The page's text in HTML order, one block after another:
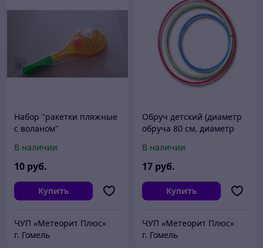
Набор "ракетки пляжные
с воланом"
В наличии
10 руб.
Купить
ЧУП «Метеорит Плюс»
г. Гомель
Обруч детский (диаметр
обруча 80 см, диаметр
В наличии
17 руб.
Купить
ЧУП «Метеорит Плюс»
г. Гомель